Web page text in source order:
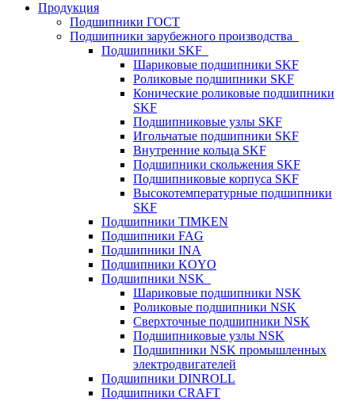
Продукция
Подшипники ГОСТ
Подшипники зарубежного производства
Подшипники SKF
Шариковые подшипники SKF
Роликовые подшипники SKF
Конические роликовые подшипники
SKF
Подшипниковые узлы SKF
Игольчатые подшипники SKF
Внутренние кольца SKF
Подшипники скольжения SKF
Подшипниковые корпуса SKF
Высокотемпературные подшипники
SKF
Подшипники TIMKEN
Подшипники FAG
Подшипники INA
Подшипники KOYO
Подшипники NSK
Шариковые подшипники NSK
Роликовые подшипники NSK
Сверхточные подшипники NSK
Подшипниковые узлы NSK
Подшипники NSK промышленных
электродвигателей
Подшипники DINROLL
Подшипники CRAFT